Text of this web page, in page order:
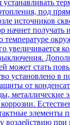
устанавливать
под
источников
начнет
увеличивается
может стать
установлено в
от
металлические
элементы
воздействию